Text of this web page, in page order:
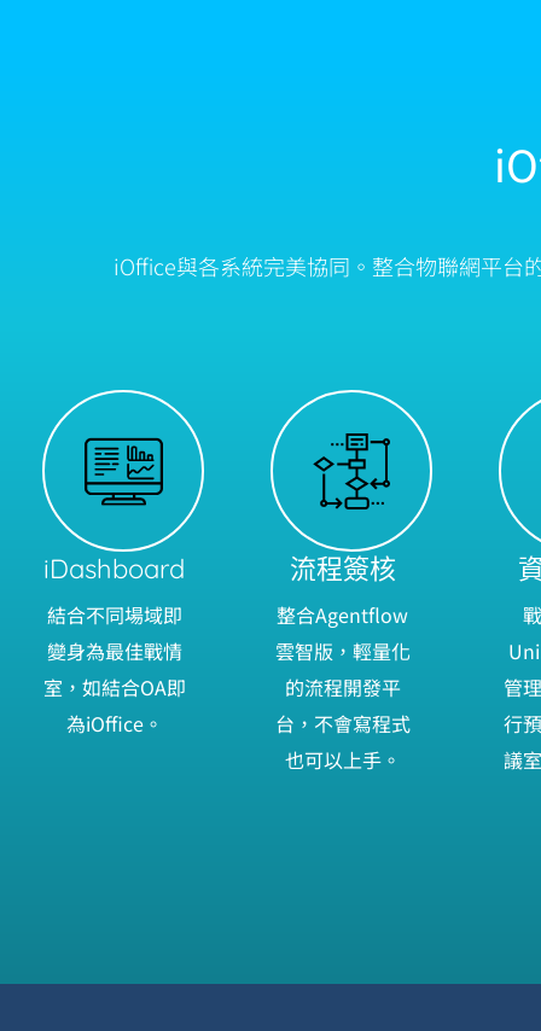
iOffice與各系統完美協同。整合物聯網平台
iDashboard
結合不同場域即
變身為最佳戰情
室，如結合OA即
為iOffice。
流程簽核
整合Agentflow
雲智版，輕量化
的流程開發平
台，不會寫程式
也可以上手。
管
行
議